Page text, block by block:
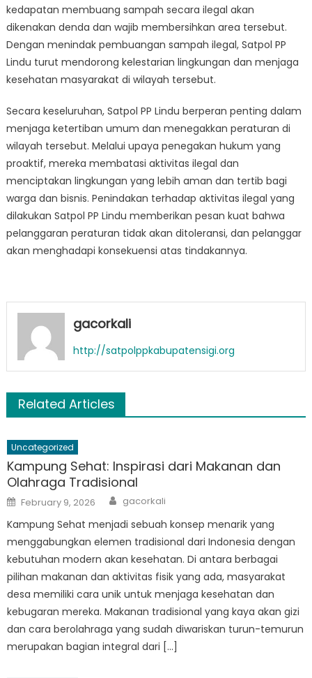
kedapatan membuang sampah secara ilegal akan
dikenakan denda dan wajib membersihkan area tersebut.
Dengan menindak pembuangan sampah ilegal, Satpol PP
Lindu turut mendorong kelestarian lingkungan dan menjaga
kesehatan masyarakat di wilayah tersebut.
Secara keseluruhan, Satpol PP Lindu berperan penting dalam
menjaga ketertiban umum dan menegakkan peraturan di
wilayah tersebut. Melalui upaya penegakan hukum yang
proaktif, mereka membatasi aktivitas ilegal dan
menciptakan lingkungan yang lebih aman dan tertib bagi
warga dan bisnis. Penindakan terhadap aktivitas ilegal yang
dilakukan Satpol PP Lindu memberikan pesan kuat bahwa
pelanggaran peraturan tidak akan ditoleransi, dan pelanggar
akan menghadapi konsekuensi atas tindakannya.
gacorkali
http://satpolppkabupatensigi.org
Related Articles
Uncategorized
Kampung Sehat: Inspirasi dari Makanan dan
Olahraga Tradisional
Posted
on
February 9, 2026 Author
gacorkali
Kampung Sehat menjadi sebuah konsep menarik yang
menggabungkan elemen tradisional dari Indonesia dengan
kebutuhan modern akan kesehatan. Di antara berbagai
pilihan makanan dan aktivitas fisik yang ada, masyarakat
desa memiliki cara unik untuk menjaga kesehatan dan
kebugaran mereka. Makanan tradisional yang kaya akan gizi
dan cara berolahraga yang sudah diwariskan turun-temurun
merupakan bagian integral dari […]